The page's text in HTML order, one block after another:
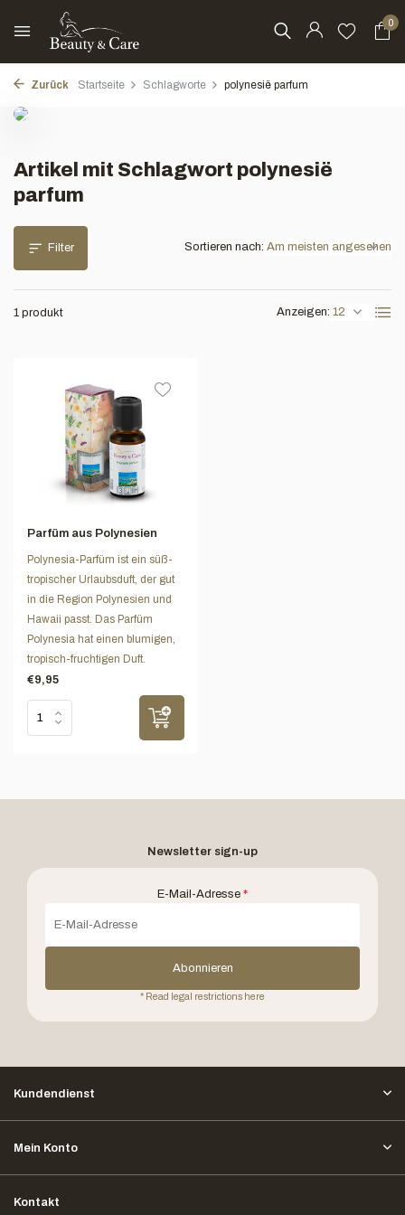
0
Zurück Startseite Schlagworte polynesië parfum
Artikel mit Schlagwort polynesië
parfum
Filter
1 produkt Anzeigen:
Sortieren nach:
Parfüm aus Polynesien
Polynesia-Parfüm ist ein süß-
tropischer Urlaubsduft, der gut
in die Region Polynesien und
Hawaii passt. Das Parfüm
Polynesia hat einen blumigen,
tropisch-fruchtigen Duft.
€9,95
Newsletter sign-up
E-Mail-Adresse *
Abonnieren
* Read legal restrictions here
Kundendienst
Mein Konto
Kontakt